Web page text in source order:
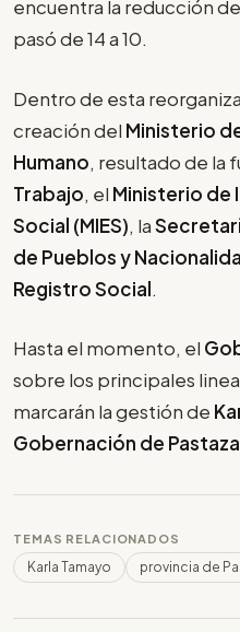
encuentra la reducción
pasó de 14 a 10.
Dentro de esta
creación del Ministerio
Humano, resultado de la
Trabajo, el Ministerio de
Social (MIES), la
de Pueblos y
Registro Social.
Hasta el momento, el
sobre los principales
marcarán la gestión de
Gobernación de Pastaza
TEMAS RELACIONADOS
Karla Tamayo provincia de